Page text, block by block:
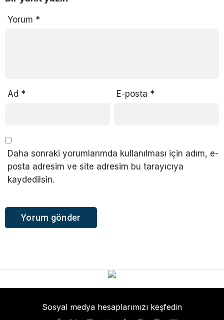
Yorum *
Ad * E-posta *
Daha sonraki yorumlarımda kullanılması için adım, e-
posta adresim ve site adresim bu tarayıcıya
kaydedilsin.
Sosyal medya hesaplarımızı keşfedin